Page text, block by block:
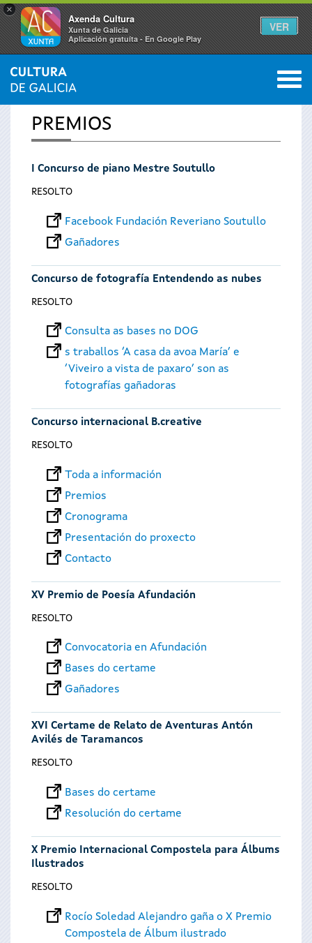
×
Axenda Cultura
Xunta de Galicia
Aplicación gratuíta - En Google Play
VER
Vostede
está
aquí
INICIO 0
PREMIOS
I Concurso de piano Mestre Soutullo
RESOLTO
Facebook Fundación Reveriano Soutullo
Gañadores
Concurso de fotografía Entendendo as nubes
RESOLTO
Consulta as bases no DOG
s traballos ‘A casa da avoa María’ e
‘Viveiro a vista de paxaro’ son as
fotografías gañadoras
Concurso internacional B.creative
RESOLTO
Toda a información
Premios
Cronograma
Presentación do proxecto
Contacto
XV Premio de Poesía Afundación
RESOLTO
Convocatoria en Afundación
Bases do certame
Gañadores
XVI Certame de Relato de Aventuras Antón
Avilés de Taramancos
RESOLTO
Bases do certame
Resolución do certame
X Premio Internacional Compostela para Álbums
Ilustrados
RESOLTO
Rocío Soledad Alejandro gaña o X Premio
Compostela de Álbum ilustrado